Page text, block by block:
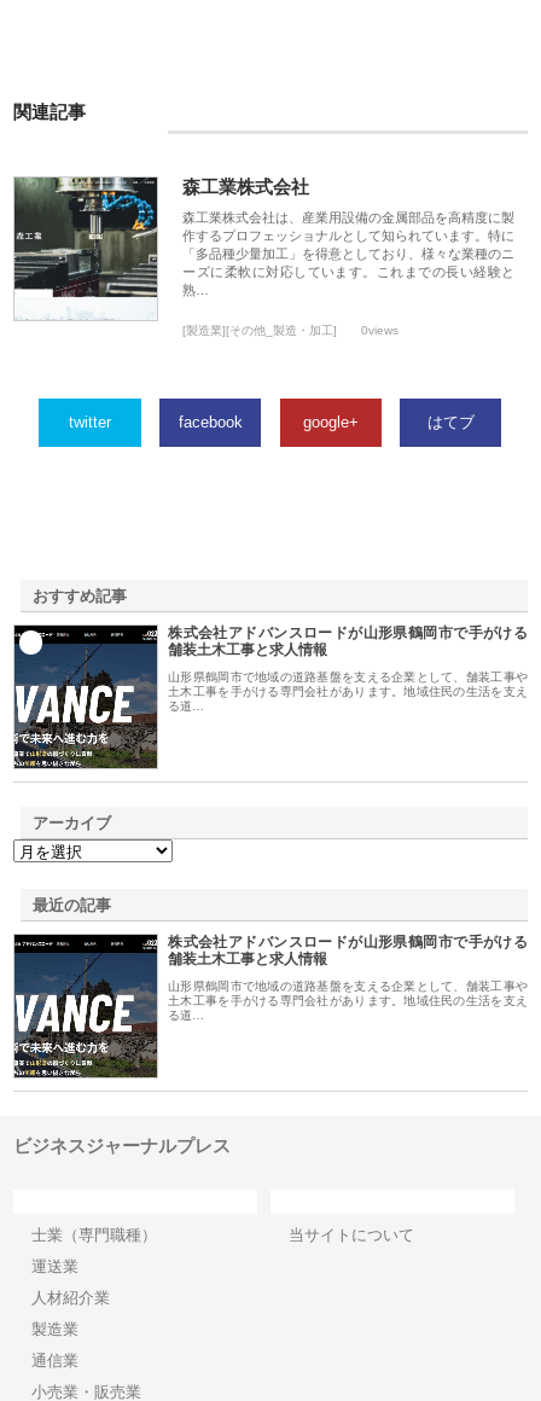
関連記事
森工業株式会社
森工業株式会社は、産業用設備の金属部品を高精度に製
作するプロフェッショナルとして知られています。特に
「多品種少量加工」を得意としており、様々な業種のニ
ーズに柔軟に対応しています。これまでの長い経験と
熟…
[製造業][その他_製造・加工] 0views
twitter facebook google+ はてブ
おすすめ記事
株式会社アドバンスロードが山形県鶴岡市で手がける
舗装土木工事と求人情報
山形県鶴岡市で地域の道路基盤を支える企業として、舗装工事や
土木工事を手がける専門会社があります。地域住民の生活を支え
る道…
アーカイブ
最近の記事
株式会社アドバンスロードが山形県鶴岡市で手がける
舗装土木工事と求人情報
山形県鶴岡市で地域の道路基盤を支える企業として、舗装工事や
土木工事を手がける専門会社があります。地域住民の生活を支え
る道…
ビジネスジャーナルプレス
士業（専門職種）
運送業
人材紹介業
製造業
通信業
小売業・販売業
当サイトについて